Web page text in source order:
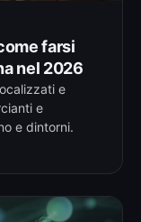
farsi
nel 2026
e
e
e dintorni.